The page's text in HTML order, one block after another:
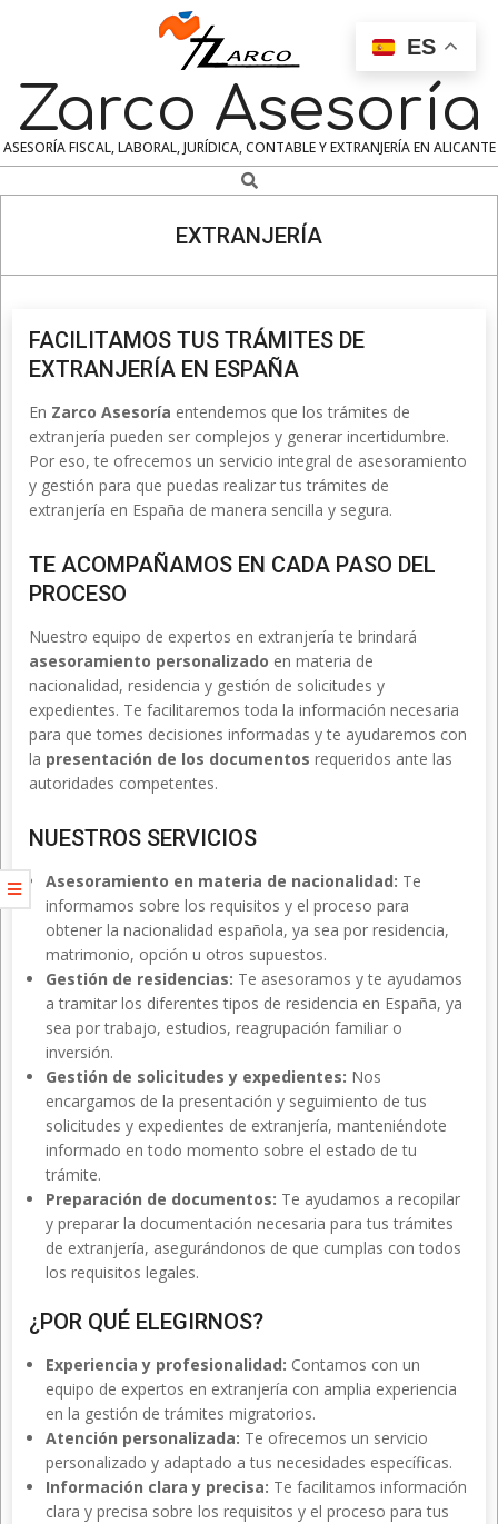
Zarco Asesoría
ASESORÍA FISCAL, LABORAL, JURÍDICA, CONTABLE Y EXTRANJERÍA EN ALICANTE
Search
EXTRANJERÍA
FACILITAMOS TUS TRÁMITES DE
EXTRANJERÍA EN ESPAÑA
En Zarco Asesoría entendemos que los trámites de
extranjería pueden ser complejos y generar incertidumbre.
Por eso, te ofrecemos un servicio integral de asesoramiento
y gestión para que puedas realizar tus trámites de
extranjería en España de manera sencilla y segura.
TE ACOMPAÑAMOS EN CADA PASO DEL
PROCESO
Nuestro equipo de expertos en extranjería te brindará
asesoramiento personalizado en materia de
nacionalidad, residencia y gestión de solicitudes y
expedientes. Te facilitaremos toda la información necesaria
para que tomes decisiones informadas y te ayudaremos con
la presentación de los documentos requeridos ante las
autoridades competentes.
NUESTROS SERVICIOS
Asesoramiento en materia de nacionalidad: Te
informamos sobre los requisitos y el proceso para
obtener la nacionalidad española, ya sea por residencia,
matrimonio, opción u otros supuestos.
Gestión de residencias: Te asesoramos y te ayudamos
a tramitar los diferentes tipos de residencia en España, ya
sea por trabajo, estudios, reagrupación familiar o
inversión.
Gestión de solicitudes y expedientes: Nos
encargamos de la presentación y seguimiento de tus
solicitudes y expedientes de extranjería, manteniéndote
informado en todo momento sobre el estado de tu
trámite.
Preparación de documentos: Te ayudamos a recopilar
y preparar la documentación necesaria para tus trámites
de extranjería, asegurándonos de que cumplas con todos
los requisitos legales.
¿POR QUÉ ELEGIRNOS?
Experiencia y profesionalidad: Contamos con un
equipo de expertos en extranjería con amplia experiencia
en la gestión de trámites migratorios.
Atención personalizada: Te ofrecemos un servicio
personalizado y adaptado a tus necesidades específicas.
Información clara y precisa: Te facilitamos información
clara y precisa sobre los requisitos y el proceso para tus
ES